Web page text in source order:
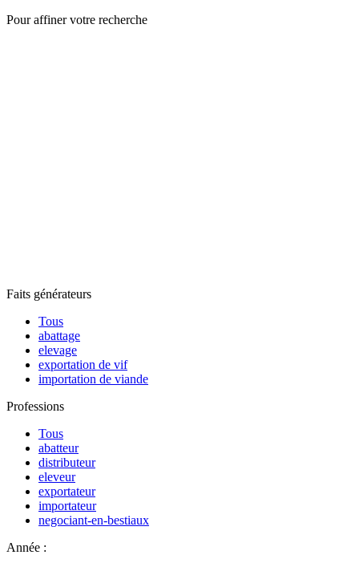
Pour affiner votre recherche
Faits générateurs
Tous
abattage
elevage
exportation de vif
importation de viande
Professions
Tous
abatteur
distributeur
eleveur
exportateur
importateur
negociant-en-bestiaux
Année :